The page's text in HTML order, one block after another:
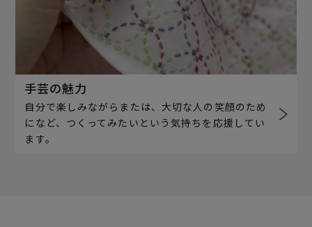
手芸の魅力
自分で楽しみながらまたは、大切な人の笑顔のため
になど、つくってみたいという気持ちを応援してい
ます。